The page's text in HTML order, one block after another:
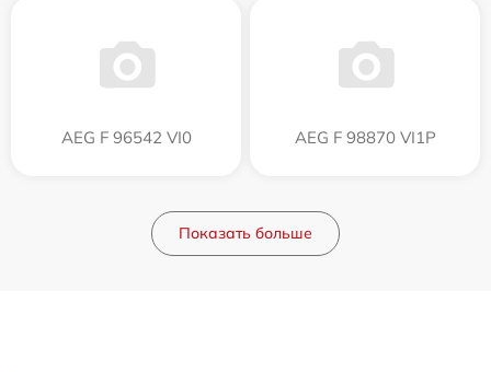
AEG F 96542 VI0 AEG F 98870 VI1P
Показать больше